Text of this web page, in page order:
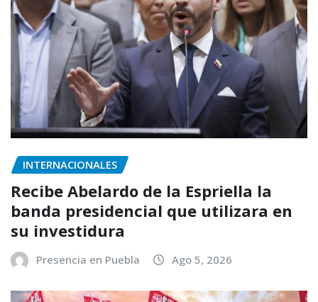
INTERNACIONALES
Recibe Abelardo de la Espriella la
banda presidencial que utilizara en
su investidura
Presencia en Puebla Ago 5, 2026